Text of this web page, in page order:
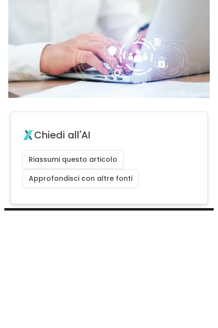
Chiedi all'AI
Riassumi questo articolo
Approfondisci con altre fonti